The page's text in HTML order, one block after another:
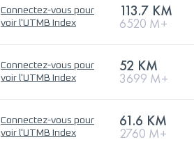
Connectez-vous pour
voir l'UTMB Index
113.7 KM
6520 M+
Connectez-vous pour
voir l'UTMB Index
52 KM
3699 M+
Connectez-vous pour
voir l'UTMB Index
61.6 KM
2760 M+